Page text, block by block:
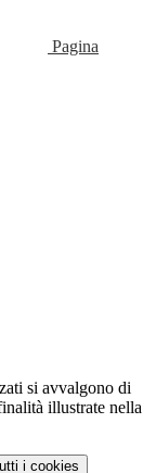
Pagina
si avvalgono di
illustrate nella
i cookies